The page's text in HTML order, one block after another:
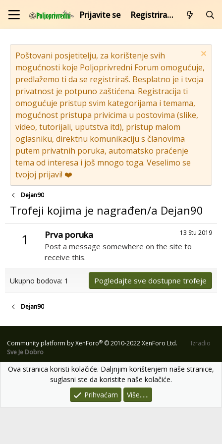
Prijavite se Registrirajte se
Poštovani posjetitelju, za korištenje svih
mogućnosti koje Poljoprivredni Forum omogućuje,
predlažemo ti da se registriraš. Besplatno je i tvoja
privatnost je potpuno zaštićena. Registracija ti
omogućuje pristup svim kategorijama i temama,
mogućnost pristupa privicima u postovima (slike,
video, tutorijali, uputstva itd), pristup malom
oglasniku, direktnu komunikaciju s članovima
putem privatnih poruka, automatsko praćenje
tema od interesa i još mnogo toga. Veselimo se
tvojoj prijavi! ❤️
Dejan90
Trofeji kojima je nagrađen/a Dejan90
1 13 Stu 2019
Prva poruka
Post a message somewhere on the site to
receive this.
Ukupno bodova: 1 Pogledajte sve dostupne trofeje
Dejan90
Community platform by XenForo® © 2010-2022 XenForo Ltd.
Izradio
Sve Je Dobro
Ova stranica koristi kolačiće. Daljnjim korištenjem naše stranice,
suglasni ste da koristite naše kolačiće.
Prihvaćam
Više......